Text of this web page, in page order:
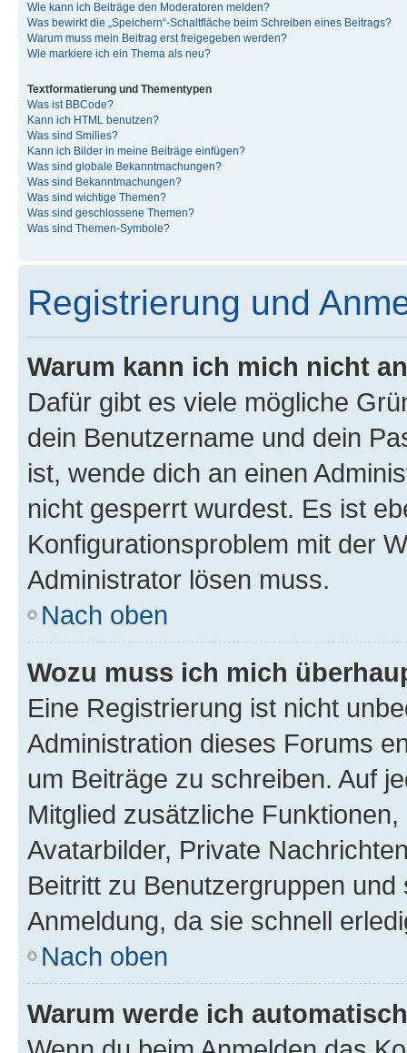
Wie kann ich Beiträge den Moderatoren melden?
Was bewirkt die „Speichern“-Schaltfläche beim Schreiben eines Beitrags?
Warum muss mein Beitrag erst freigegeben werden?
Wie markiere ich ein Thema als neu?
Textformatierung und Thementypen
Was ist BBCode?
Kann ich HTML benutzen?
Was sind Smilies?
Kann ich Bilder in meine Beiträge einfügen?
Was sind globale Bekanntmachungen?
Was sind Bekanntmachungen?
Was sind wichtige Themen?
Was sind geschlossene Themen?
Was sind Themen-Symbole?
Registrierung und
Warum kann ich mich nicht
Dafür gibt es viele mögliche
dein Benutzername und dein
ist, wende dich an einen
nicht gesperrt wurdest. Es ist
Konfigurationsproblem mit der
Administrator lösen muss.
Nach oben
Wozu muss ich mich
Eine Registrierung ist nicht
Administration dieses Forums
um Beiträge zu schreiben. Auf
Mitglied zusätzliche
Avatarbilder, Private
Beitritt zu Benutzergruppen
Anmeldung, da sie schnell
Nach oben
Warum werde ich